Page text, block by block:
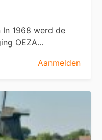
In 1968 werd de
OEZA...
Aanmelden